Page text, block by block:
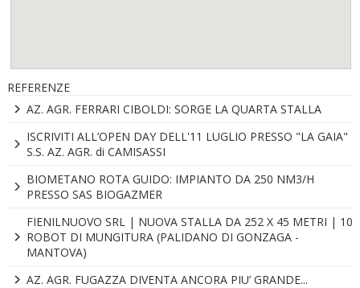
REFERENZE
AZ. AGR. FERRARI CIBOLDI: SORGE LA QUARTA STALLA
ISCRIVITI ALL’OPEN DAY DELL'11 LUGLIO PRESSO "LA GAIA"
S.S. AZ. AGR. di CAMISASSI
BIOMETANO ROTA GUIDO: IMPIANTO DA 250 NM3/H
PRESSO SAS BIOGAZMER
FIENILNUOVO SRL | NUOVA STALLA DA 252 X 45 METRI | 10
ROBOT DI MUNGITURA (PALIDANO DI GONZAGA -
MANTOVA)
AZ. AGR. FUGAZZA DIVENTA ANCORA PIU’ GRANDE...